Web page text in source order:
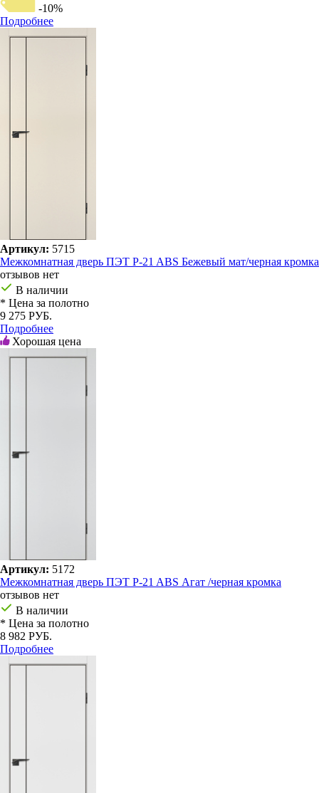
-10%
Подробнее
Артикул: 5715
Межкомнатная дверь ПЭТ P-21 ABS Бежевый мат/черная кромка
отзывов нет
В наличии
* Цена за полотно
9 275 РУБ.
Подробнее
Хорошая цена
Артикул: 5172
Межкомнатная дверь ПЭТ P-21 ABS Агат /черная кромка
отзывов нет
В наличии
* Цена за полотно
8 982 РУБ.
Подробнее